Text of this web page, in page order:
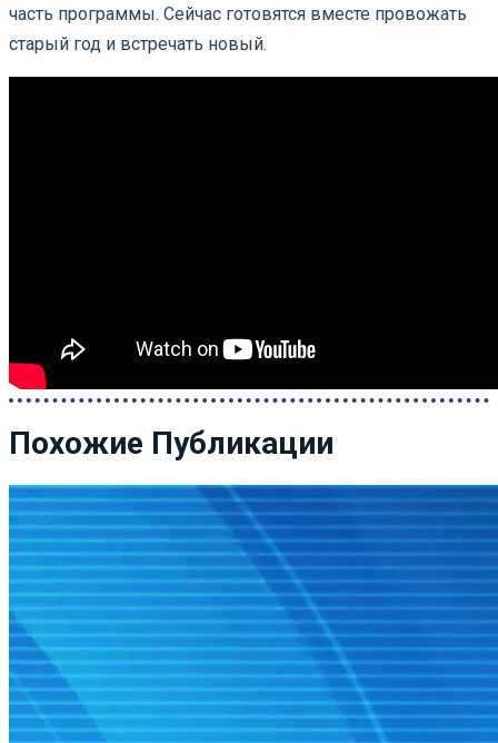
часть программы. Сейчас готовятся вместе провожать
старый год и встречать новый.
Похожие Публикации